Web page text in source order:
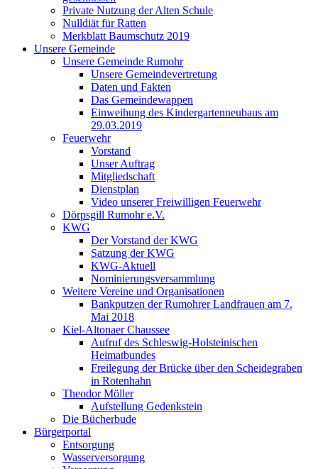
Private Nutzung der Alten Schule
Nulldiät für Ratten
Merkblatt Baumschutz 2019
Unsere Gemeinde
Unsere Gemeinde Rumohr
Unsere Gemeindevertretung
Daten und Fakten
Das Gemeindewappen
Einweihung des Kindergartenneubaus am
29.03.2019
Feuerwehr
Vorstand
Unser Auftrag
Mitgliedschaft
Dienstplan
Video unserer Freiwilligen Feuerwehr
Dörpsgill Rumohr e.V.
KWG
Der Vorstand der KWG
Satzung der KWG
KWG-Aktuell
Nominierungsversammlung
Weitere Vereine und Organisationen
Bankputzen der Rumohrer Landfrauen am 7.
Mai 2018
Kiel-Altonaer Chaussee
Aufruf des Schleswig-Holsteinischen
Heimatbundes
Freilegung der Brücke über den Scheidegraben
in Rotenhahn
Theodor Möller
Aufstellung Gedenkstein
Die Bücherbude
Bürgerportal
Entsorgung
Wasserversorgung